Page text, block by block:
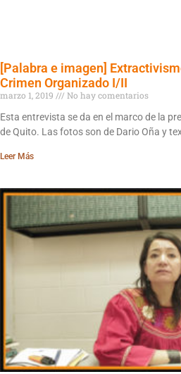
[Palabra e imagen]
Crimen Organizado I/II
marzo 1, 2019
No hay comentarios
Esta entrevista se da en el marco de la
de Quito. Las fotos son de Dario Oña y
Leer Más